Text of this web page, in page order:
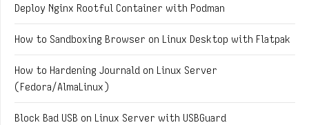
Deploy Nginx Rootful Container with Podman
How to Sandboxing Browser on Linux Desktop with Flatpak
How to Hardening Journald on Linux Server
(Fedora/AlmaLinux)
Block Bad USB on Linux Server with USBGuard